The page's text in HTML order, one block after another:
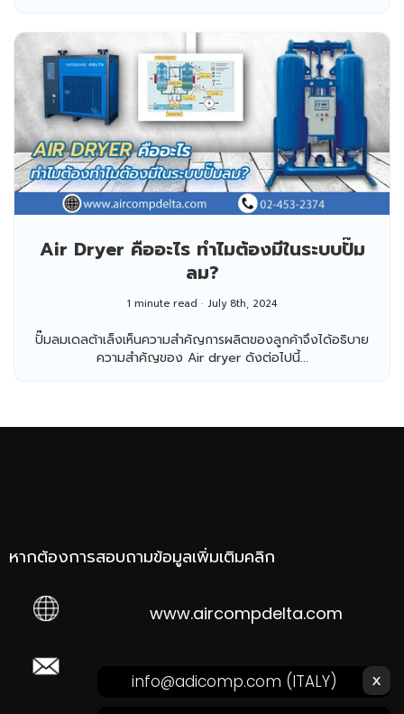
Air Dryer คืออะไร ทำไมต้องมีในระบบปั๊ม
ลม?
1 minute read July 8th, 2024
ปั๊มลมเดลต้าเล็งเห็นความสำคัญการผลิตของลูกค้าจึงได้อธิบาย
ความสำคัญของ Air dryer ดังต่อไปนี้...
หากต้องการสอบถามข้อมูลเพิ่มเติมคลิก
www.aircompdelta.com
ส่งอีเมลหาเรา คลิก! x
info@adicomp.com (ITALY)